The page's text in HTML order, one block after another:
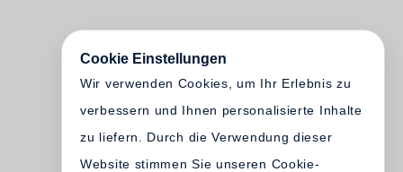
Cookie Einstellungen
Wir verwenden Cookies, um Ihr Erlebnis zu
verbessern und Ihnen personalisierte Inhalte
zu liefern. Durch die Verwendung dieser
Website stimmen Sie unseren Cookie-